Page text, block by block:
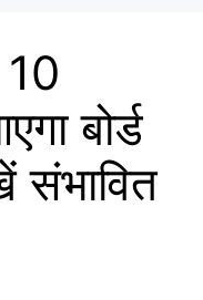
बोर्ड
संभावित